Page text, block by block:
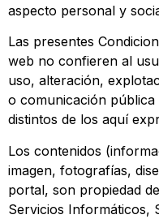
aspecto personal y
Las presentes
web no confieren al
uso, alteración,
o comunicación pública
distintos de los aquí
Los contenidos
imagen, fotografías,
portal, son propiedad
Servicios Informáticos,